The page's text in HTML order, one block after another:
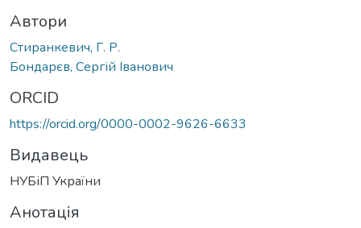
Автори
Стиранкевич, Г. Р.
Бондарєв, Сергій Іванович
ORCID
https://orcid.org/0000-0002-9626-6633
Видавець
НУБіП України
Анотація